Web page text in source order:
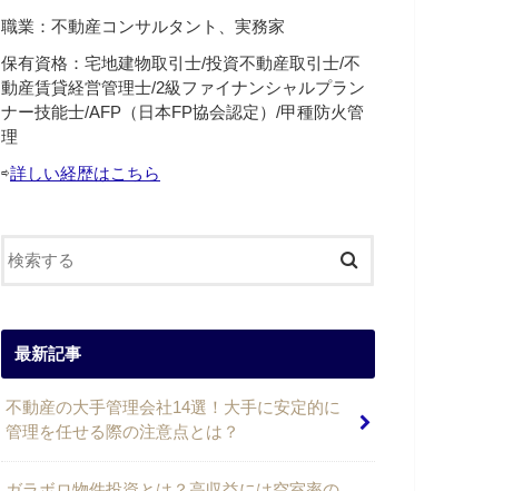
職業：不動産コンサルタント、実務家
保有資格：宅地建物取引士/投資不動産取引士/不
動産賃貸経営管理士/2級ファイナンシャルプラン
ナー技能士/AFP（日本FP協会認定）/甲種防火管
理
⇨詳しい経歴はこちら
最新記事
不動産の大手管理会社14選！大手に安定的に
管理を任せる際の注意点とは？